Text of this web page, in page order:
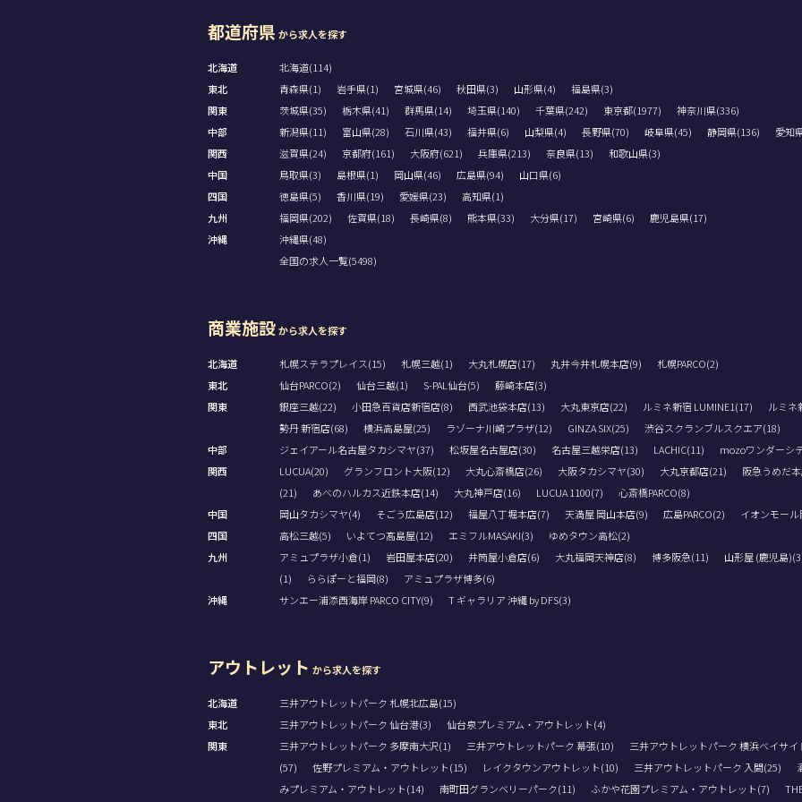
都道府県 から求人を探す
北海道
北海道(114)
東北
青森県(1) 岩手県(1) 宮城県(46) 秋田県(3) 山形県(4)
福島県(3)
関東
茨城県(35) 栃木県(41) 群馬県(14) 埼玉県(140) 千葉県(242) 東京都(1977)
神奈川県(336)
中部
新潟県(11) 富山県(28) 石川県(43) 福井県(6) 山梨県(4) 長野県(70) 岐阜県(45) 静岡県(136) 愛知
関西
滋賀県(24) 京都府(161) 大阪府(621) 兵庫県(213) 奈良県(13)
和歌山県(3)
中国
鳥取県(3) 島根県(1) 岡山県(46) 広島県(94)
山口県(6)
四国
徳島県(5) 香川県(19) 愛媛県(23)
高知県(1)
九州
福岡県(202) 佐賀県(18) 長崎県(8) 熊本県(33) 大分県(17) 宮崎県(6)
鹿児島県(17)
沖縄
沖縄県(48)
全国の求人一覧(5498)
商業施設から求人を探す
北海道 札幌ステラプレイス(15) 札幌三越(1) 大丸札幌店(17) 丸井今井札幌本店(9)
札幌PARCO(2)
東北
仙台PARCO(2) 仙台三越(1) S-PAL仙台(5)
藤崎本店(3)
関東
銀座三越(22) 小田急百貨店新宿店(8) 西武池袋本店(13) 大丸東京店(22) ルミネ新宿 LUMINE1(17) ルミネ
勢丹 新宿店(68)
横浜高島屋(25) ラゾーナ川崎プラザ(12) GINZA SIX(25)
渋谷スクランブルスクエア(18)
中部
ジェイアール名古屋タカシマヤ(37) 松坂屋名古屋店(30) 名古屋三越栄店(13) LACHIC(11) mozoワンダーシ
関西
LUCUA(20) グランフロント大阪(12) 大丸心斎橋店(26) 大阪タカシマヤ(30) 大丸京都店(21) 阪急うめだ
(21)
あべのハルカス近鉄本店(14) 大丸神戸店(16) LUCUA 1100(7)
心斎橋PARCO(8)
中国
岡山タカシマヤ(4) そごう広島店(12) 福屋八丁堀本店(7) 天満屋 岡山本店(9) 広島PARCO(2) イオンモー
四国
高松三越(5) いよてつ髙島屋(12) エミフルMASAKI(3)
ゆめタウン高松(2)
九州
アミュプラザ小倉(1) 岩田屋本店(20) 井筒屋小倉店(6) 大丸福岡天神店(8) 博多阪急(11) 山形屋 (鹿児島
(1)
ららぽーと福岡(8)
アミュプラザ博多(6)
沖縄
サンエー浦添西海岸 PARCO CITY(9) T ギャラリア 沖縄 by DFS(3)
アウトレット から求人を探す
北海道
三井アウトレットパーク 札幌北広島(15)
東北
三井アウトレットパーク 仙台港(3)
仙台泉プレミアム・アウトレット(4)
関東
三井アウトレットパーク 多摩南大沢(1) 三井アウトレットパーク 幕張(10) 三井アウトレットパーク 横浜ベイサイ
(57)
佐野プレミアム・アウトレット(15) レイクタウンアウトレット(10) 三井アウトレットパーク 入間(25)
みプレミアム・アウトレット(14)
南町田グランベリーパーク(11) ふかや花園プレミアム・アウトレット(7)